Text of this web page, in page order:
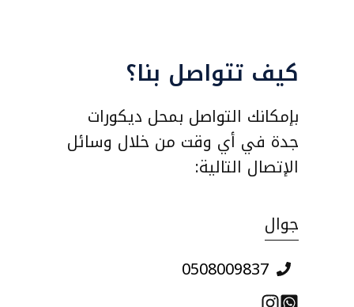
كيف تتواصل بنا؟
بإمكانك التواصل بمحل ديكورات
جدة في أي وقت من خلال وسائل
الإتصال التالية:
جوال
0508009837